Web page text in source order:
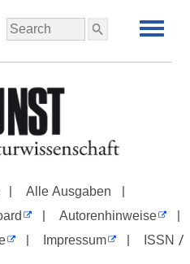
| Alle Ausgaben |
| Autorenhinweise |
| Impressum | ISSN /